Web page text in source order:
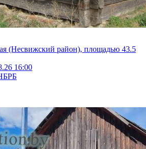
(Несвижский район), площадью 43.5
16:00